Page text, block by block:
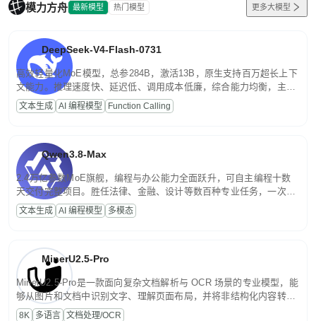
模力方舟 最新模型 热门模型 更多大模型
DeepSeek-V4-Flash-0731
高效轻量化MoE模型，总参284B，激活13B，原生支持百万超长上下
文能力。推理速度快、延迟低、调用成本低廉，综合能力均衡，主打
高并发、轻量化任务，适合日常对话、内容创作、基础 RAG、批量
文案处理等普惠刚需场景。
文本生成 AI 编程模型 Function Calling
Qwen3.8-Max
2.4万亿参数MoE旗舰，编程与办公能力全面跃升，可自主编程十数
天交付完整项目。胜任法律、金融、设计等数百种专业任务，一次对
话端到端交付生产级成果。原生视觉理解贯穿规划、执行与验证全流
程，支持超长文档与长视频的深度语义解析。长程任务中自主规划与
文本生成 AI 编程模型 多模态
MinerU2.5-Pro
MinerU2.5-Pro是一款面向复杂文档解析与 OCR 场景的专业模型，能
够从图片和文档中识别文字、理解页面布局，并将非结构化内容转换
为便于存储、检索和二次处理的结构化结果。
8K 多语言 文档处理/OCR